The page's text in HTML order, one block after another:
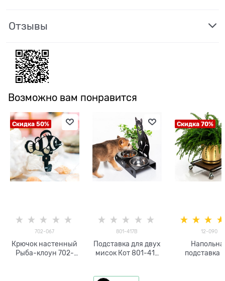
Отзывы
Возможно вам понравится
Скидка 50%
702-067
Крючок настенный
Рыба-клоун 702-
801-417B
Подставка для двух
мисок Кот 801-417
Скидка 70%
12-090
подставка